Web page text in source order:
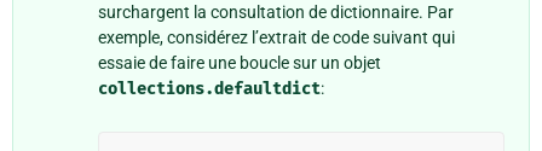
surchargent la consultation de dictionnaire. Par
exemple, considérez l’extrait de code suivant qui
essaie de faire une boucle sur un objet
collections.defaultdict: